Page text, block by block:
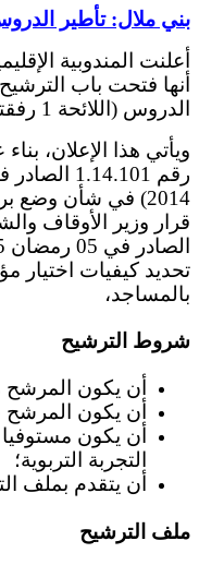
بني ملال: تأطير
أعلنت المندوبية
أنها فتحت باب
الدروس (اللائحة 1 رفقته).
ويأتي هذا الإعلان،
2014) في شأن وضع
تحديد كيفيات اختيار
بالمساجد،
شروط الترشيح
أن يكون المرشح
أن يكون المرشح
أن يكون
التجربة التربوية؛
أن يتقدم بملف
ملف الترشيح